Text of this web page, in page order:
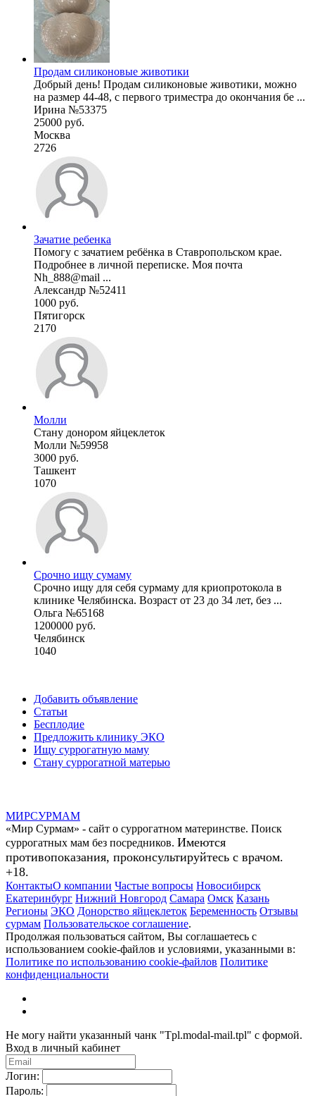
Продам силиконовые животики
Добрый день! Продам силиконовые животики, можно
на размер 44-48, с первого триместра до окончания бе ...
Ирина №53375
25000 руб.
Москва
2726
Зачатие ребенка
Помогу с зачатием ребёнка в Ставропольском крае.
Подробнее в личной переписке. Моя почта
Nh_888@mail ...
Александр №52411
1000 руб.
Пятигорск
2170
Молли
Стану донором яйцеклеток
Молли №59958
3000 руб.
Ташкент
1070
Срочно ищу сумаму
Срочно ищу для себя сурмаму для криопротокола в
клинике Челябинска. Возраст от 23 до 34 лет, без ...
Ольга №65168
1200000 руб.
Челябинск
1040
Добавить объявление
Статьи
Бесплодие
Предложить клинику ЭКО
Ищу суррогатную маму
Стану суррогатной матерью
МИРСУРМАМ
«Мир Сурмам» - сайт о суррогатном материнстве. Поиск
суррогатных мам без посредников. Имеются
противопоказания, проконсультируйтесь с врачом.
+18.
КонтактыО компании Частые вопросы Новосибирск
Екатеринбург Нижний Новгород Самара Омск Казань
Регионы ЭКО Донорство яйцеклеток Беременность Отзывы
сурмам Пользовательское соглашение.
Продолжая пользоваться сайтом, Вы соглашаетесь с
использованием cookie-файлов и условиями, указанными в:
Политике по использованию cookie-файлов Политике
конфиденциальности
Не могу найти указанный чанк "Tpl.modal-mail.tpl" с формой.
Вход в личный кабинет
Логин:
Пароль: